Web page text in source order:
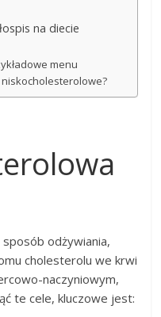
na diecie
menu
odżywiania,
cholesterolu we krwi
naczyniowym,
te cele, kluczowe jest: